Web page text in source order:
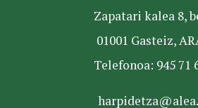
Zapatari kalea 8,
01001 Gasteiz,
Telefonoa: 945 71